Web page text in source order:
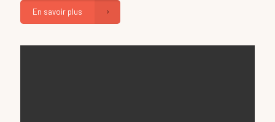
En savoir plus